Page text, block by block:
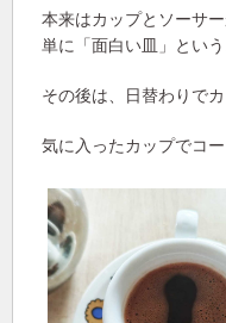
本来はカップとソーサ
単に「面白い皿」とい
その後は、日替わりで
気に入ったカップでコ